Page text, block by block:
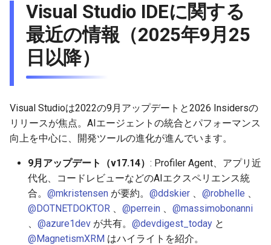
2026-05-10
2026-05-09
2026-05-07
2026-05-06
2026-05-05
2026-05-04
2026-05-03
2025-10-25
2025-10-24
2025-10-22
2025-10-21
2025-10-20
2025-10-19
2025-10-18
2026-05-10
2026-05-09
2026-05-07
2026-05-06
2026-05-05
2026-05-04
2026-05-03
2025-10-25
2025-10-24
2025-10-22
2025-10-21
2025-10-20
2025-10-19
2025-10-18
2026-05-07
2026-05-06
2026-05-04
2026-05-03
2026-05-02
2026-05-01
2026-04-30
2025-10-25
2025-10-24
2025-10-22
2025-10-21
2025-10-20
2025-10-19
2025-10-18
2026-05-06
2026-05-05
2026-05-03
2026-05-02
2026-05-01
2026-04-30
2026-04-29
2025-10-25
2025-10-24
2025-10-22
2025-10-21
2025-10-20
2025-10-19
2025-10-18
Visual Studio IDEに関する
最近の情報（2025年9月25
日以降）
Visual Studioは2022の9月アップデートと2026 Insidersの
リリースが焦点。AIエージェントの統合とパフォーマンス
向上を中心に、開発ツールの進化が進んでいます。
9月アップデート（v17.14） : Profiler Agent、アプリ近
代化、コードレビューなどのAIエクスペリエンス統
合。 @mkristensen が要約。 @ddskier 、 @robhelle 、
@DOTNETDOKTOR 、 @perrein 、 @massimobonanni
、 @azure1dev が共有。 @devdigest_today と
@MagnetismXRM はハイライトを紹介。